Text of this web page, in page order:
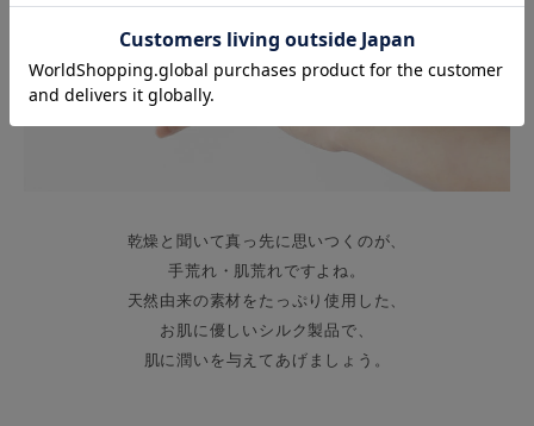
乾燥と聞いて真っ先に思いつくのが、
手荒れ・肌荒れですよね。
天然由来の素材をたっぷり使用した、
お肌に優しいシルク製品で、
肌に潤いを与えてあげましょう。